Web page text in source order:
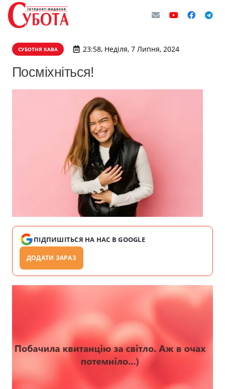
СУБОТНЯ КАВА 23:58, Неділя, 7 Липня, 2024
Посміхніться!
ПІДПИШІТЬСЯ НА НАС В GOOGLE
ДОДАТИ ЗАРАЗ